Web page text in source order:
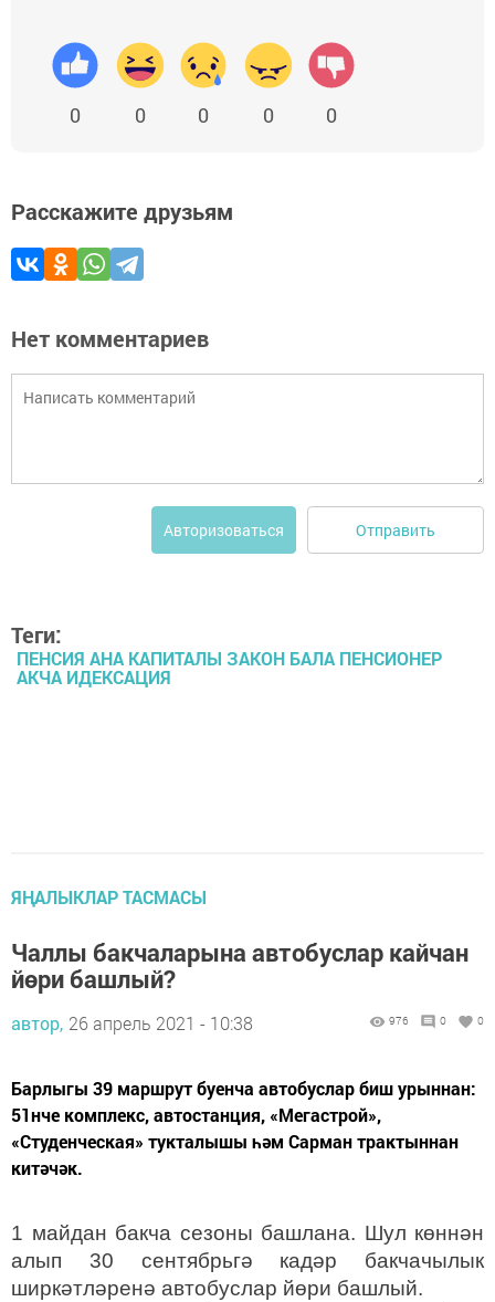
0 0 0 0 0
Расскажите друзьям
Нет комментариев
Авторизоваться Отправить
Теги:
ПЕНСИЯ АНА КАПИТАЛЫ ЗАКОН БАЛА ПЕНСИОНЕР
АКЧА ИДЕКСАЦИЯ
ЯҢАЛЫКЛАР ТАСМАСЫ
Чаллы бакчаларына автобуслар кайчан
йөри башлый?
автор, 26 апрель 2021 - 10:38 976 0 0
Барлыгы 39 маршрут буенча автобуслар биш урыннан:
51нче комплекс, автостанция, «Мегастрой»,
«Студенческая» тукталышы һәм Сарман трактыннан
китәчәк.
1 майдан бакча сезоны башлана. Шул көннән
алып 30 сентябрьгә кадәр бакчачылык
ширкәтләренә автобуслар йөри башлый.